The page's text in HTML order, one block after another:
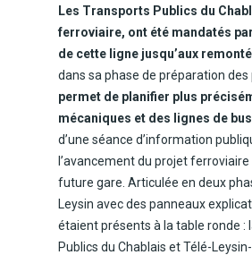
Les Transports Publics du
ferroviaire, ont été mandatés
de cette ligne jusqu’aux
dans sa phase de préparation
permet de planifier plus
mécaniques et des lignes de
d’une séance d’information
l’avancement du projet
future gare. Articulée en deux
Leysin avec des panneaux
étaient présents à la table ronde :
Publics du Chablais et Télé-